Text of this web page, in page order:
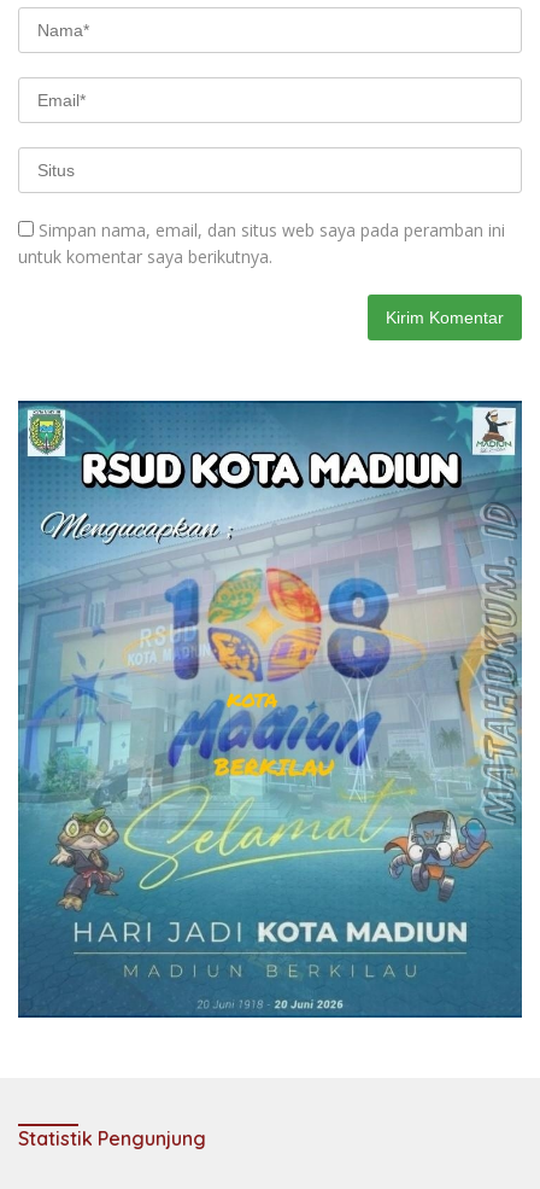
Simpan nama, email, dan situs web saya pada peramban ini
untuk komentar saya berikutnya.
Statistik Pengunjung